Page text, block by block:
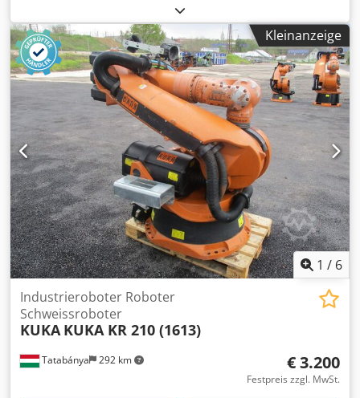
Kleinanzeige
1 / 6
Tatabánya 292 km
Industrieroboter Roboter
Schweissroboter
KUKA KUKA KR 210 (1613)
€ 3.200
Festpreis zzgl. MwSt.